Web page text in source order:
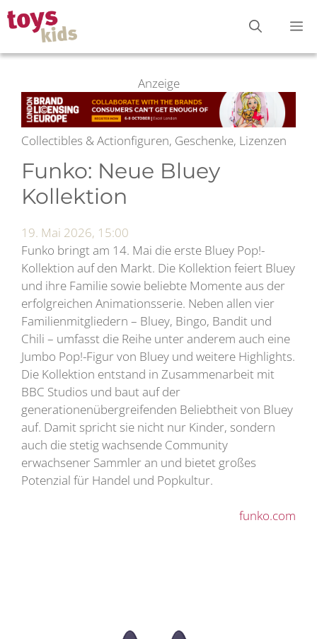
Zum
Inhalt
springen
Anzeige
Collectibles & Actionfiguren, Geschenke, Lizenzen
Funko: Neue Bluey
Kollektion
19. Mai 2026, 15:00
Funko bringt am 14. Mai die erste Bluey Pop!-
Kollektion auf den Markt. Die Kollektion feiert Bluey
und ihre Familie sowie beliebte Momente aus der
erfolgreichen Animationsserie. Neben allen vier
Familienmitgliedern – Bluey, Bingo, Bandit und
Chili – umfasst die Reihe unter anderem auch eine
Jumbo Pop!-Figur von Bluey und weitere Highlights.
Die Kollektion entstand in Zusammenarbeit mit
BBC Studios und baut auf der
generationenübergreifenden Beliebtheit von Bluey
auf. Damit spricht sie nicht nur Kinder, sondern
auch die stetig wachsende Community
erwachsener Sammler an und bietet großes
Potenzial für Handel und Popkultur.
funko.com